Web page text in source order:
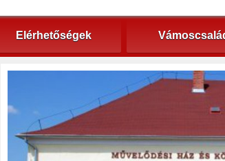
Elérhetőségek